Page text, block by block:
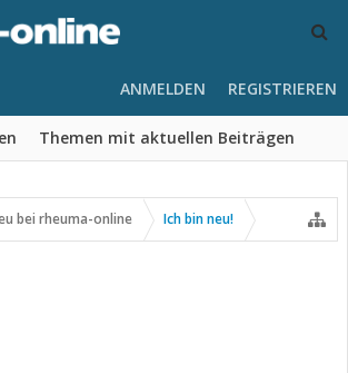
Themen mit aktuellen Beiträgen
ANMELDEN REGISTRIEREN
bei rheuma-online Ich bin neu!